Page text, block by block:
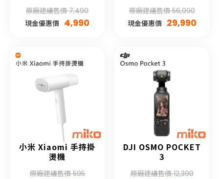
原廠建議售價 7,490
現金優惠價 4,990
原廠建議售價 56,990
現金優惠價 29,990
小米 Xiaomi 手持掛
燙機
原廠建議售價 595
DJI OSMO POCKET
3
原廠建議售價 12,390